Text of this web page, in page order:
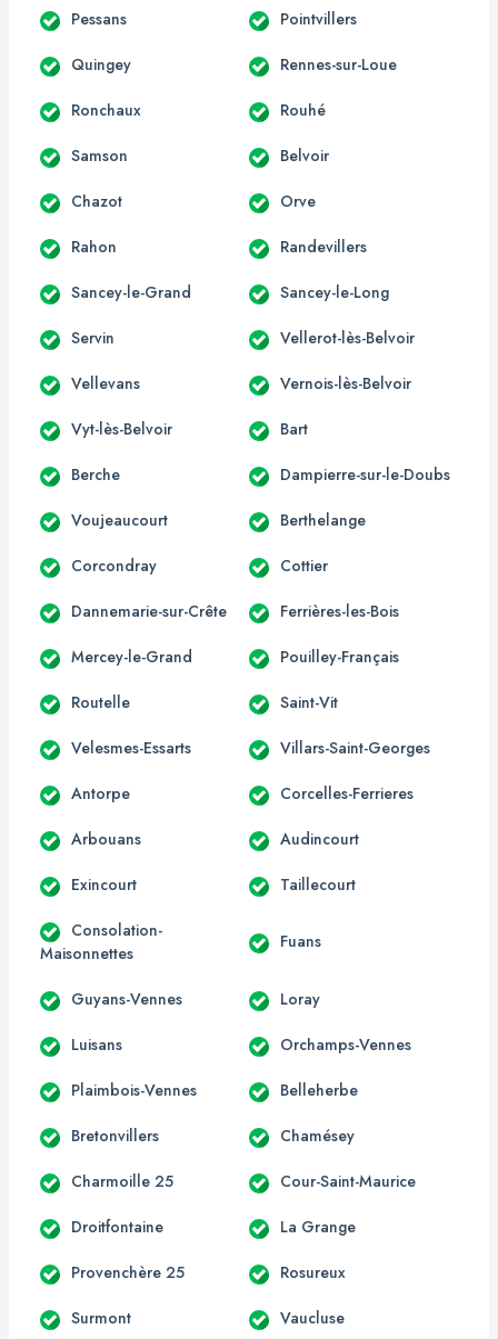
Pessans Pointvillers
Quingey Rennes-sur-Loue
Ronchaux Rouhé
Samson Belvoir
Chazot Orve
Rahon Randevillers
Sancey-le-Grand Sancey-le-Long
Servin Vellerot-lès-Belvoir
Vellevans Vernois-lès-Belvoir
Vyt-lès-Belvoir Bart
Berche Dampierre-sur-le-Doubs
Voujeaucourt Berthelange
Corcondray Cottier
Dannemarie-sur-Crête Ferrières-les-Bois
Mercey-le-Grand Pouilley-Français
Routelle Saint-Vit
Velesmes-Essarts Villars-Saint-Georges
Antorpe Corcelles-Ferrieres
Arbouans Audincourt
Exincourt Taillecourt
Consolation-
Maisonnettes
Fuans
Guyans-Vennes Loray
Luisans Orchamps-Vennes
Plaimbois-Vennes Belleherbe
Bretonvillers Chamésey
Charmoille 25 Cour-Saint-Maurice
Droitfontaine La Grange
Provenchère 25 Rosureux
Surmont Vaucluse